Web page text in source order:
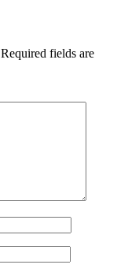
Required fields are